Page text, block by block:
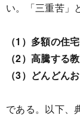
い。「三重苦」
（1）多額の住
（2）高騰する
（3）どんどん
である。以下、